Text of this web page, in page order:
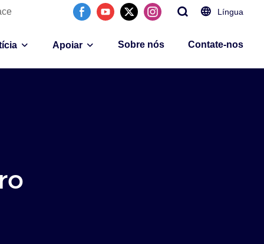
Língua
Apoiar Sobre nós Contate-nos